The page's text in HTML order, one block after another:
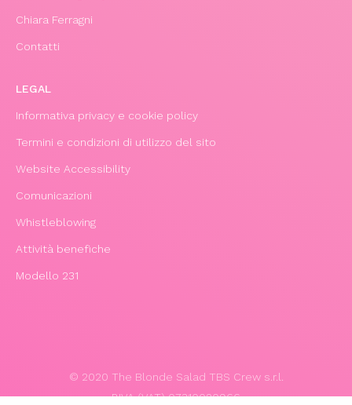
Chiara Ferragni
Contatti
LEGAL
Informativa privacy e cookie policy
Termini e condizioni di utilizzo del sito
Website Accessibility
Comunicazioni
Whistleblowing
Attività benefiche
Modello 231
© 2020 The Blonde Salad TBS Crew s.r.l.
P.IVA (VAT) 07310020966